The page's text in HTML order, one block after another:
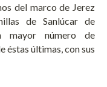
del marco de Jerez
de Sanlúcar de
mayor número de
éstas últimas, con sus